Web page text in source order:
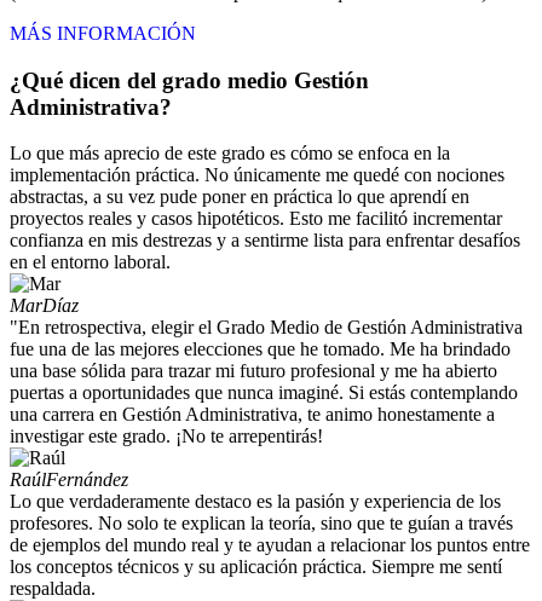
MÁS INFORMACIÓN
¿Qué dicen del grado medio Gestión
Administrativa?
Lo que más aprecio de este grado es cómo se enfoca en la
implementación práctica. No únicamente me quedé con nociones
abstractas, a su vez pude poner en práctica lo que aprendí en
proyectos reales y casos hipotéticos. Esto me facilitó incrementar
confianza en mis destrezas y a sentirme lista para enfrentar desafíos
en el entorno laboral.
MarDíaz
"En retrospectiva, elegir el Grado Medio de Gestión Administrativa
fue una de las mejores elecciones que he tomado. Me ha brindado
una base sólida para trazar mi futuro profesional y me ha abierto
puertas a oportunidades que nunca imaginé. Si estás contemplando
una carrera en Gestión Administrativa, te animo honestamente a
investigar este grado. ¡No te arrepentirás!
RaúlFernández
Lo que verdaderamente destaco es la pasión y experiencia de los
profesores. No solo te explican la teoría, sino que te guían a través
de ejemplos del mundo real y te ayudan a relacionar los puntos entre
los conceptos técnicos y su aplicación práctica. Siempre me sentí
respaldada.